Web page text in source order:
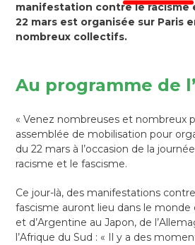
manifestation contre le racisme
22 mars est organisée sur Paris
nombreux collectifs.
Au programme de
« Venez nombreuses et nombreux
assemblée de mobilisation pour
du 22 mars à l’occasion de la
racisme et le fascisme.
Ce jour-là, des manifestations
fascisme auront lieu dans le monde
et d’Argentine au Japon, de
l’Afrique du Sud : « Il y a des